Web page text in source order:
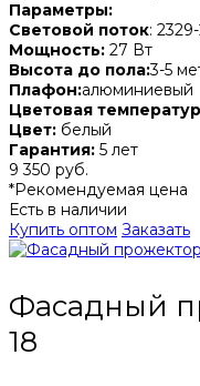
Параметры:
Световой поток:
Мощность: 27 Вт
Высота до пола:3-5
Плафон:алюминиевый
Цветовая
Цвет: белый
Гарантия: 5 лет
9 350 руб.
*Рекомендуемая цена
Есть в наличии
Купить оптом Заказать
Фасадный
18